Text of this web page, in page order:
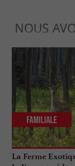
NOUS
La Ferme
Familiale